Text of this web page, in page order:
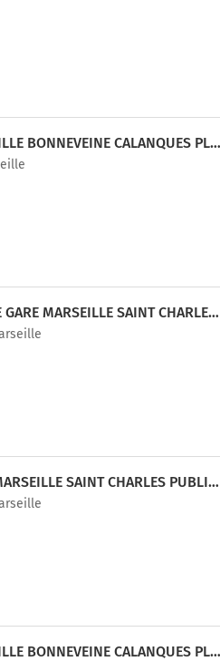
PARKING HÔTEL IBIS MARSEILLE BONNEVEINE CALANQUES PLAGES (EXTÉRIEUR)
PARKING HÔTEL IBIS CENTRE GARE MARSEILLE SAINT CHARLES (EXTÉRIEUR)
PARKING NATIOPARK GARE MARSEILLE SAINT CHARLES PUBLIC CAR PARK (COVERED)
PARKING HÔTEL IBIS MARSEILLE BONNEVEINE CALANQUES PLAGES (COUVERT)